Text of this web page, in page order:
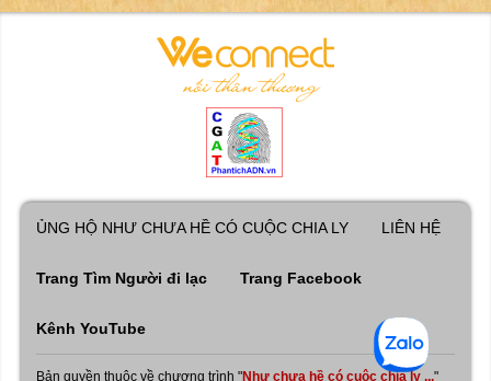
ỦNG HỘ NHƯ CHƯA HỀ CÓ CUỘC CHIA LY LIÊN HỆ
Trang Tìm Người đi lạc Trang Facebook
Kênh YouTube
Bản quyền thuộc về chương trình "Như chưa hề có cuộc chia ly ..."